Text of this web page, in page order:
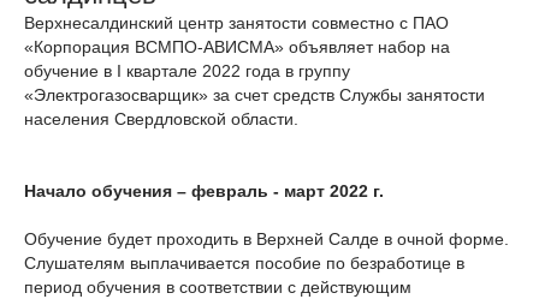
Верхнесалдинский центр занятости совместно с ПАО
«Корпорация ВСМПО-АВИСМА» объявляет набор на
обучение в I квартале 2022 года в группу
«Электрогазосварщик» за счет средств Службы занятости
населения Свердловской области.
Начало обучения – февраль - март 2022 г.
Обучение будет проходить в Верхней Салде в очной форме.
Слушателям выплачивается пособие по безработице в
период обучения в соответствии с действующим